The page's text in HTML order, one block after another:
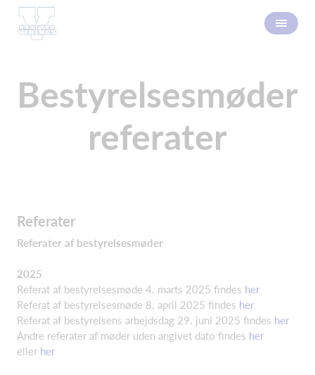
Bestyrelsesmøder
referater
Referater
Referater af bestyrelsesmøder
2025
Referat af bestyrelsesmøde 4. marts 2025 findes her
Referat af bestyrelsesmøde 8. april 2025 findes her
Referat af bestyrelsens arbejdsdag 29. juni 2025 findes her
Andre referater af møder uden angivet dato findes her
eller her